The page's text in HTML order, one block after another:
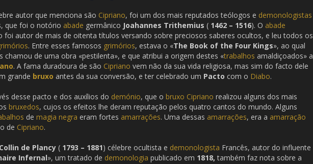
autor que menciona são Cipriano, foi um dos mais reputados teólogos e demonologistas
que foi o notório abade germânico Joahannes Trithemius ( 1462 – 1516). O abade
foi autor de mais de oitenta títulos versando sobre preciosos saberes ocultos, e leu todos os
. Entre esses famosos grimórios, estava o «The Book of the Four Kings», ao qual
chamou de uma obra «pestilenta», e que atribui a origem destes «trabalhos amaldiçoados» a
. A fama duradoura de são Cipriano vem não da sua vida religiosa, mas sim do facto dele
grande bruxo antes da sua conversão, e ter celebrado um Pacto com o Diabo.
desse pacto e dos auxílios do demónio, que o bruxo Cipriano realizou alguns dos mais
bruxedos, cujos os efeitos lhe deram reputação pelos quatro cantos do mundo. Alguns
de magia negra eram fortes amarrações. Uma dessas amarrações, era a amarração
de Cipriano.
de Plancy ( 1793 – 1881) célebre ocultista e demonologista Francês, autor do influente
Infernal», um tratado de demonologia publicado em 1818, também faz nota sobre a